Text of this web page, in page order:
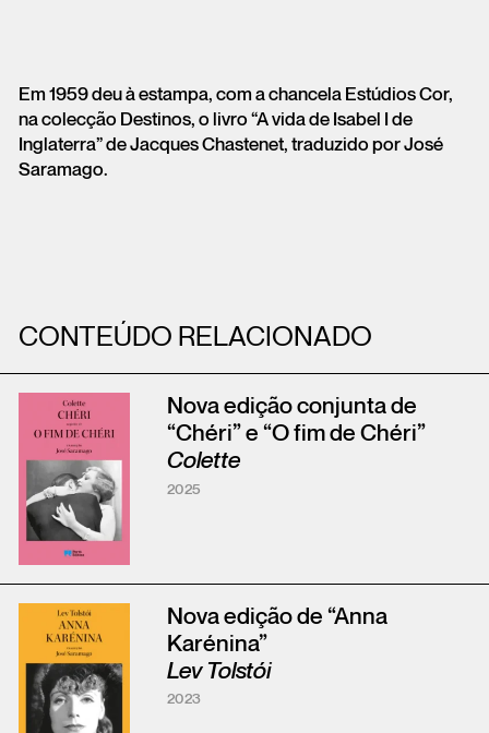
Em 1959 deu à estampa, com a chancela Estúdios Cor,
na colecção Destinos, o livro “A vida de Isabel I de
Inglaterra” de Jacques Chastenet, traduzido por José
Saramago.
CONTEÚDO RELACIONADO
Nova edição conjunta de
“Chéri” e “O fim de Chéri”
Colette
2025
Nova edição de “Anna
Karénina”
Lev Tolstói
2023